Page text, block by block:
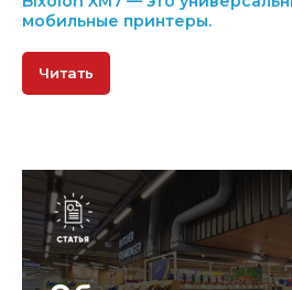
мобильные принтеры.
Читать